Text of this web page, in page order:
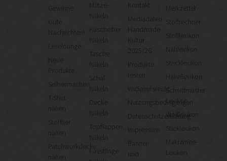
Gute
Nachrichten!
Leselounge
Produkte
Selbermachen
T-Shirt
Stofftier
Patchworkdecke
Mütze
häkeln
Kuscheltier
häkeln
Tasche
häkeln
Topflappen
häkeln
Fäustlinge
Kontakt
Mediadaten
Kultur
2025/26
Produkte
testen
Widerrufsrecht
Nutzungsbedingungen
Datenschutzerklärung
Merkzettel
Stoffrechner
Stofflexikon
Nählexikon
Stricklexikon
Häkellexikon
Schnittmuster-
Lexikon
Wolllexikon
Sticklexikon
Makramee-
Lexikon